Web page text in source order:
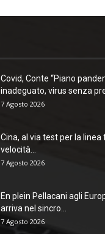
Covid, Conte “Piano
inadeguato, virus senza
7 Agosto 2026
Cina, al via test per la
velocità...
7 Agosto 2026
En plein Pellacani agli
arriva nel sincro...
7 Agosto 2026